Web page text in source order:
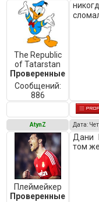
The Republic
of Tatarstan
Проверенные
Сообщений:
886
AtynZ Дата:
Плеймейкер
Проверенные
Дани
том же